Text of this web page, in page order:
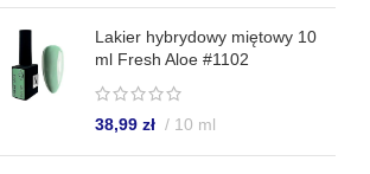
Lakier hybrydowy miętowy 10
ml Fresh Aloe #1102
38,99 zł 10 ml